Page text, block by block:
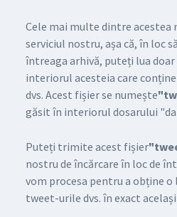
Cele mai multe dintre acestea
serviciul nostru, așa că, în loc
întreaga arhivă, puteți lua
interiorul acesteia care
dvs. Acest fișier se numește
găsit în interiorul dosarului
Puteți trimite acest fișier
nostru de încărcare în loc de
vom procesa pentru a obține
tweet-urile dvs. în exact